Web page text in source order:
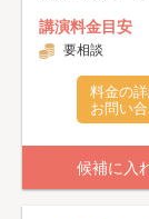
講演料金目安
要相談
料金の
お問い
候補に入